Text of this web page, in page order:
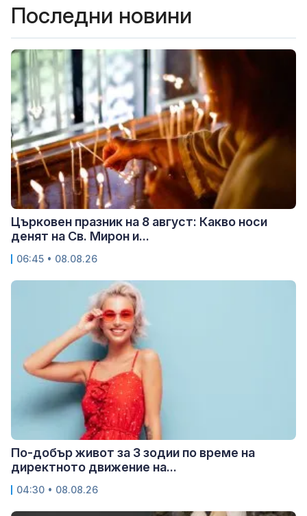
Последни новини
Църковен празник на 8 август: Какво носи
денят на Св. Мирон и...
06:45 • 08.08.26
По-добър живот за 3 зодии по време на
директното движение на...
04:30 • 08.08.26